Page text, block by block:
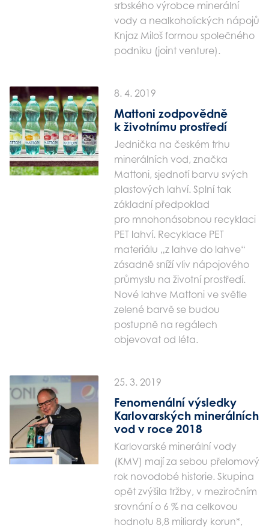
srbského výrobce minerální
vody a nealkoholických nápojů
Knjaz Miloš formou společného
podniku (joint venture).
8. 4. 2019
Mattoni zodpovědně
k životnímu prostředí
Jednička na českém trhu
minerálních vod, značka
Mattoni, sjednotí barvu svých
plastových lahví. Splní tak
základní předpoklad
pro mnohonásobnou recyklaci
PET lahví. Recyklace PET
materiálu „z lahve do lahve“
zásadně sníží vliv nápojového
průmyslu na životní prostředí.
Nové lahve Mattoni ve světle
zelené barvě se budou
postupně na regálech
objevovat od léta.
25. 3. 2019
Fenomenální výsledky
Karlovarských minerálních
vod v roce 2018
Karlovarské minerální vody
(KMV) mají za sebou přelomový
rok novodobé historie. Skupina
opět zvýšila tržby, v meziročním
srovnání o 6 % na celkovou
hodnotu 8,8 miliardy korun*,